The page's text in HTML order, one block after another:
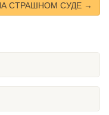
СТРАШНОМ СУДЕ →